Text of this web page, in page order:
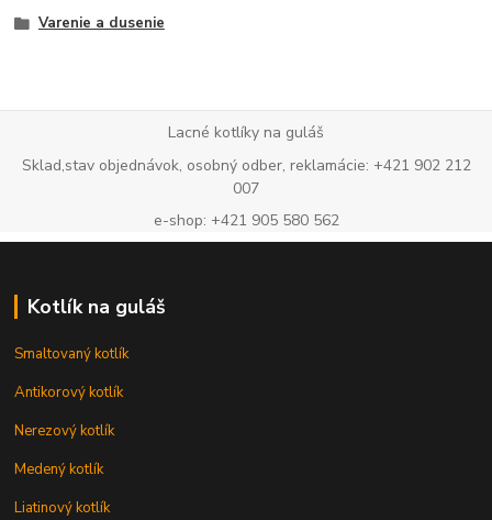
Varenie a dusenie
Lacné kotlíky na guláš
Sklad,stav objednávok, osobný odber, reklamácie: +421 902 212
007
e-shop: +421 905 580 562
Kotlík na guláš
Smaltovaný kotlík
Antikorový kotlík
Nerezový kotlík
Medený kotlík
Liatinový kotlík